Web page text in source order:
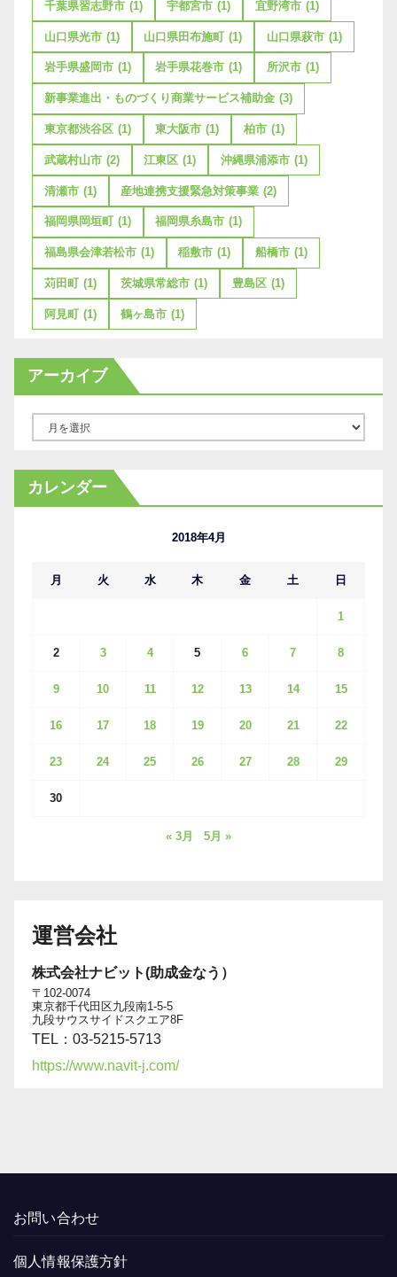
千葉県習志野市 (1) 宇都宮市 (1) 宜野湾市 (1)
山口県光市 (1) 山口県田布施町 (1) 山口県萩市 (1)
岩手県盛岡市 (1) 岩手県花巻市 (1) 所沢市 (1)
新事業進出・ものづくり商業サービス補助金 (3)
東京都渋谷区 (1) 東大阪市 (1) 柏市 (1)
武蔵村山市 (2) 江東区 (1) 沖縄県浦添市 (1)
清瀬市 (1) 産地連携支援緊急対策事業 (2)
福岡県岡垣町 (1) 福岡県糸島市 (1)
福島県会津若松市 (1) 稲敷市 (1) 船橋市 (1)
苅田町 (1) 茨城県常総市 (1) 豊島区 (1)
阿見町 (1) 鶴ヶ島市 (1)
アーカイブ
カ
イ
カレンダー
2018年4月
月 火 水 木 金 土 日
1
2 3 4 5 6 7 8
9 10 11 12 13 14 15
16 17 18 19 20 21 22
23 24 25 26 27 28 29
30
« 3月 5月 »
運営会社
株式会社ナビット(助成金なう）
〒102-0074
東京都千代田区九段南1-5-5
九段サウスサイドスクエア8F
TEL：03-5215-5713
https://www.navit-j.com/
お問い合わせ
個人情報保護方針